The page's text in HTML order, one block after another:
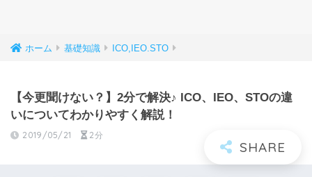
ホーム 基礎知識 ICO,IEO.STO
【今更聞けない？】2分で解決♪ ICO、IEO、STOの違
いについてわかりやすく解説！
2019/05/21 2分